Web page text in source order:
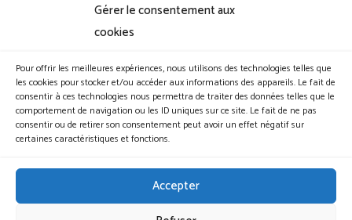
Gérer le consentement aux
cookies
Pour offrir les meilleures expériences, nous utilisons des technologies telles que
les cookies pour stocker et/ou accéder aux informations des appareils. Le fait de
consentir à ces technologies nous permettra de traiter des données telles que le
comportement de navigation ou les ID uniques sur ce site. Le fait de ne pas
consentir ou de retirer son consentement peut avoir un effet négatif sur
certaines caractéristiques et fonctions.
Accepter
Animation
Emploi
Environnement
Les jeunes et l'entreprise
Le Club
Nos évènements
Nous rejoindre